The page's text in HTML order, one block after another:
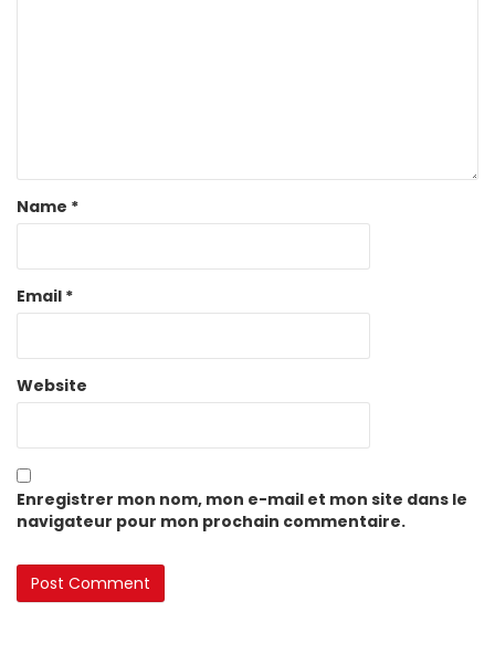
Name *
Email *
Website
Enregistrer mon nom, mon e-mail et mon site dans le
navigateur pour mon prochain commentaire.